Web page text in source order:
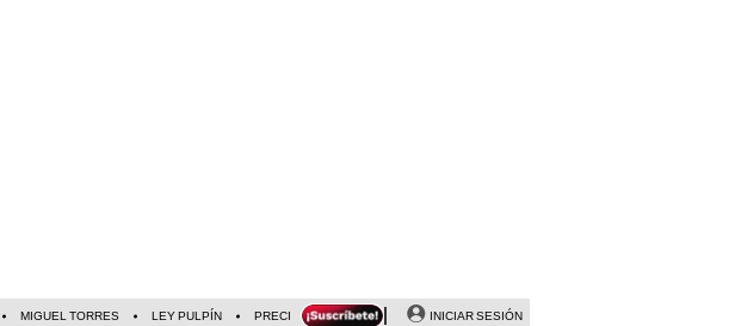
MIGUEL TORRES LEY PULPÍN PRECIO DEL DÓLAR CORTE DE LUZ VIERNES 7 DE AGOSTO
INICIAR SESIÓN